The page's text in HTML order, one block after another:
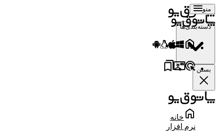
منو
دسته‌بندی‌ها
بستن
خانه
نرم افزار